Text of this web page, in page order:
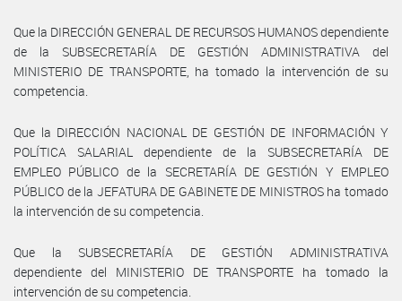
Que la DIRECCIÓN GENERAL DE RECURSOS HUMANOS dependiente
de la SUBSECRETARÍA DE GESTIÓN ADMINISTRATIVA del
MINISTERIO DE TRANSPORTE, ha tomado la intervención de su
competencia.
Que la DIRECCIÓN NACIONAL DE GESTIÓN DE INFORMACIÓN Y
POLÍTICA SALARIAL dependiente de la SUBSECRETARÍA DE
EMPLEO PÚBLICO de la SECRETARÍA DE GESTIÓN Y EMPLEO
PÚBLICO de la JEFATURA DE GABINETE DE MINISTROS ha tomado
la intervención de su competencia.
Que la SUBSECRETARÍA DE GESTIÓN ADMINISTRATIVA
dependiente del MINISTERIO DE TRANSPORTE ha tomado la
intervención de su competencia.